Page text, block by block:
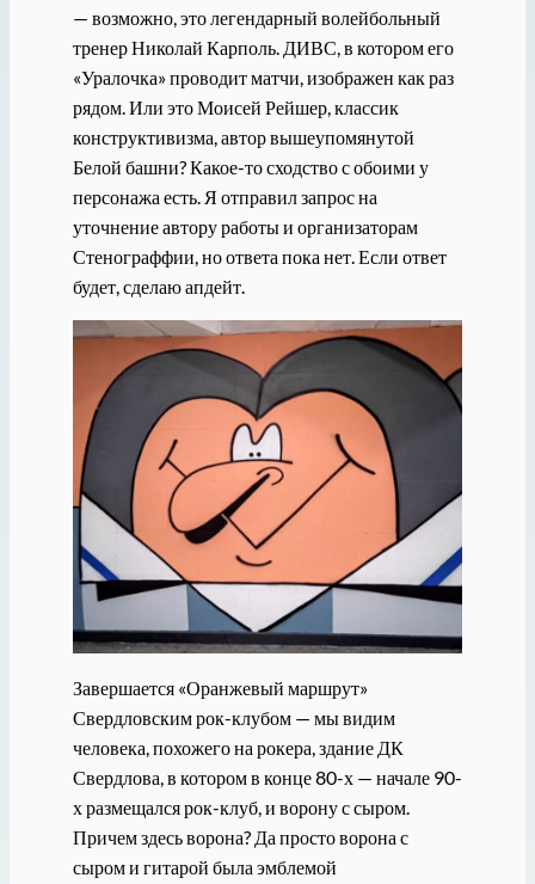
— возможно, это легендарный волейбольный
тренер Николай Карполь. ДИВС, в котором его
«Уралочка» проводит матчи, изображен как раз
рядом. Или это Моисей Рейшер, классик
конструктивизма, автор вышеупомянутой
Белой башни? Какое-то сходство с обоими у
персонажа есть. Я отправил запрос на
уточнение автору работы и организаторам
Стенограффии, но ответа пока нет. Если ответ
будет, сделаю апдейт.
Завершается «Оранжевый маршрут»
Свердловским рок-клубом — мы видим
человека, похожего на рокера, здание ДК
Свердлова, в котором в конце 80-х — начале 90-
х размещался рок-клуб, и ворону с сыром.
Причем здесь ворона? Да просто ворона с
сыром и гитарой была эмблемой